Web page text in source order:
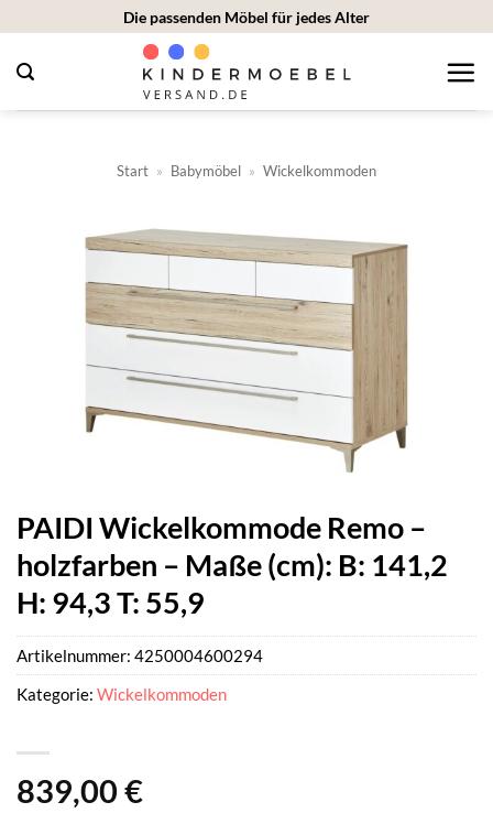
springen
Die passenden Möbel für jedes Alter
Start » Babymöbel » Wickelkommoden
PAIDI Wickelkommode Remo –
holzfarben – Maße (cm): B: 141,2
H: 94,3 T: 55,9
839,00 €
Artikelnummer: 4250004600294
Kategorie: Wickelkommoden